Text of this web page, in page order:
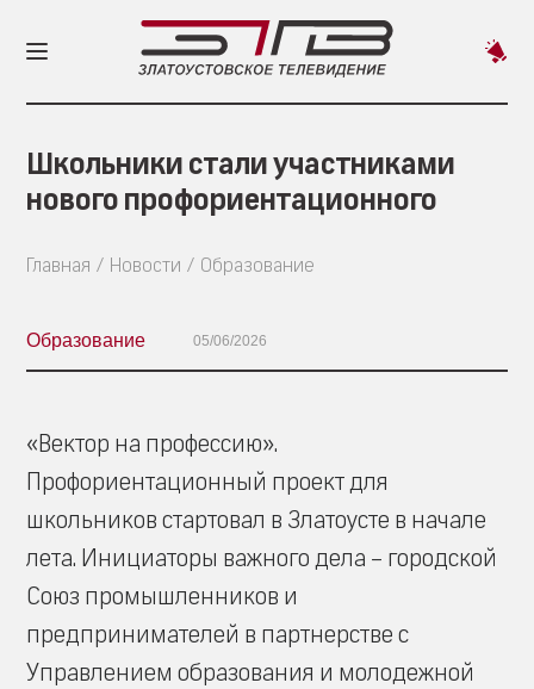
Школьники стали участниками
нового профориентационного
Главная Новости Образование
Образование 05/06/2026
«Вектор на профессию».
Профориентационный проект для
школьников стартовал в Златоусте в начале
лета. Инициаторы важного дела – городской
Союз промышленников и
предпринимателей в партнерстве с
Управлением образования и молодежной